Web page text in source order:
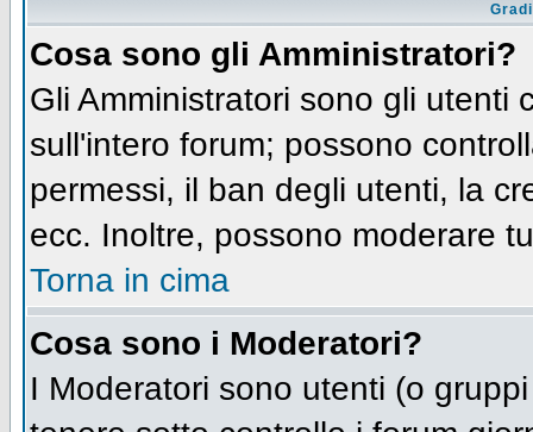
Cosa sono gli Amministratori?
Gli Amministratori sono gli
sull'intero forum; possono
permessi, il ban degli utenti, la
ecc. Inoltre, possono moderare
Torna in cima
Cosa sono i Moderatori?
I Moderatori sono utenti (o